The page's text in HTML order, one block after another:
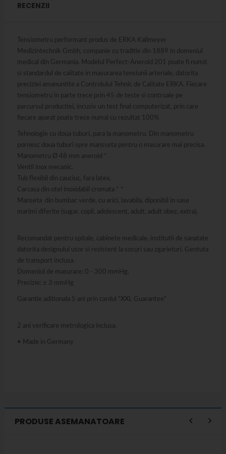
RECENZII
Tensiometru performant produs de ERKA Kallmeyer
Medizintechnik Gmbh, companie cu traditie din 1889 in domeniul
medical din Germania. Modelul Perfect-Aneroid 201 poate fi numit
si standardul de calitate in masurarea tensiunii arteriale, datorita
preciziei amanuntite a Controlului Tehnic de Calitate ERKA. Fiecare
tensiometru in parte trece prin 45 de teste si controale pe
parcursul productiei, incusiv un test final computerizat, prin care
fiecare aparat poate trece numai cu rezultat 100%
Tehnologie cu doua tuburi, para la manometru. Din manometru
pornesc doua tuburi spre mansseta pentru o masurare mai precisa.
Manometru Ø 48 mm aneroid *
Ventil inox mecanic.
Tub flexibil din cauciuc, fara latex.
Carcasa din otel inoxidabil cromata * *
Manseta din bumbac verde, cu arici, lavabila, diponibil in sase
marimi diferite (sugar, copil, adolescent, adult, adult obez, extra).
Recomandat pentru spitale, cabinete medicale, institutii de sanatate
datorita designului usor si rezistent la socuri sau zgarieturi. Gentuta
de transport inclusa.
Domeniul de masurare: 0 - 300 mmHg.
Precizie: ± 3 mmHg
Garantie aditionala 5 ani prin cardul "XXL Guarantee"
2 ani verificare metrologica inclusa.
• Made in Germany
PRODUSE ASEMANATOARE